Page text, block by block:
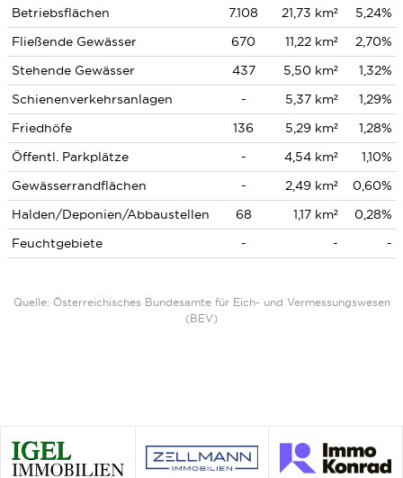
Betriebsflächen
7.108 21,73 km²
5,24%
Fließende Gewässer
670 11,22 km²
2,70%
Stehende Gewässer
437 5,50 km²
1,32%
Schienenverkehrsanlagen
- 5,37 km²
1,29%
Friedhöfe
136 5,29 km²
1,28%
Öffentl. Parkplätze
- 4,54 km²
1,10%
Gewässerrandflächen
- 2,49 km²
0,60%
Halden/Deponien/Abbaustellen
68 1,17 km²
0,28%
Feuchtgebiete
- - -
Quelle: Österreichisches Bundesamte für Eich- und Vermessungswesen
(BEV)